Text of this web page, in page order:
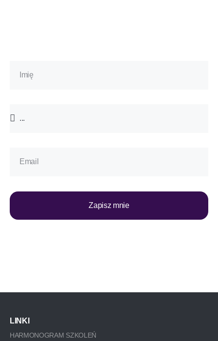
Zapisz mnie
LINKI
HARMONOGRAM SZKOLEŃ